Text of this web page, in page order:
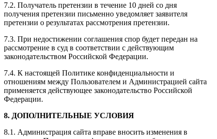
7.2. Получатель претензии в течение 10 дней со дня
получения претензии письменно уведомляет заявителя
претензии о результатах рассмотрения претензии.
7.3. При недостижении соглашения спор будет передан на
рассмотрение в суд в соответствии с действующим
законодательством Российской Федерации.
7.4. К настоящей Политике конфиденциальности и
отношениям между Пользователем и Администрацией сайта
применяется действующее законодательство Российской
Федерации.
8. ДОПОЛНИТЕЛЬНЫЕ УСЛОВИЯ
8.1. Администрация сайта вправе вносить изменения в